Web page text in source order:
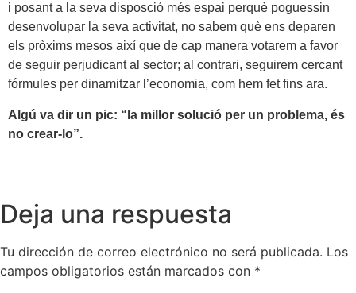
i posant a la seva disposció més espai perquè poguessin
desenvolupar la seva activitat, no sabem què ens deparen
els pròxims mesos així que de cap manera votarem a favor
de seguir perjudicant al sector; al contrari, seguirem cercant
fórmules per dinamitzar l’economia, com hem fet fins ara.
Algú va dir un pic: “la millor solució per un problema, és
no crear-lo”.
Deja una respuesta
Tu dirección de correo electrónico no será publicada. Los
campos obligatorios están marcados con *